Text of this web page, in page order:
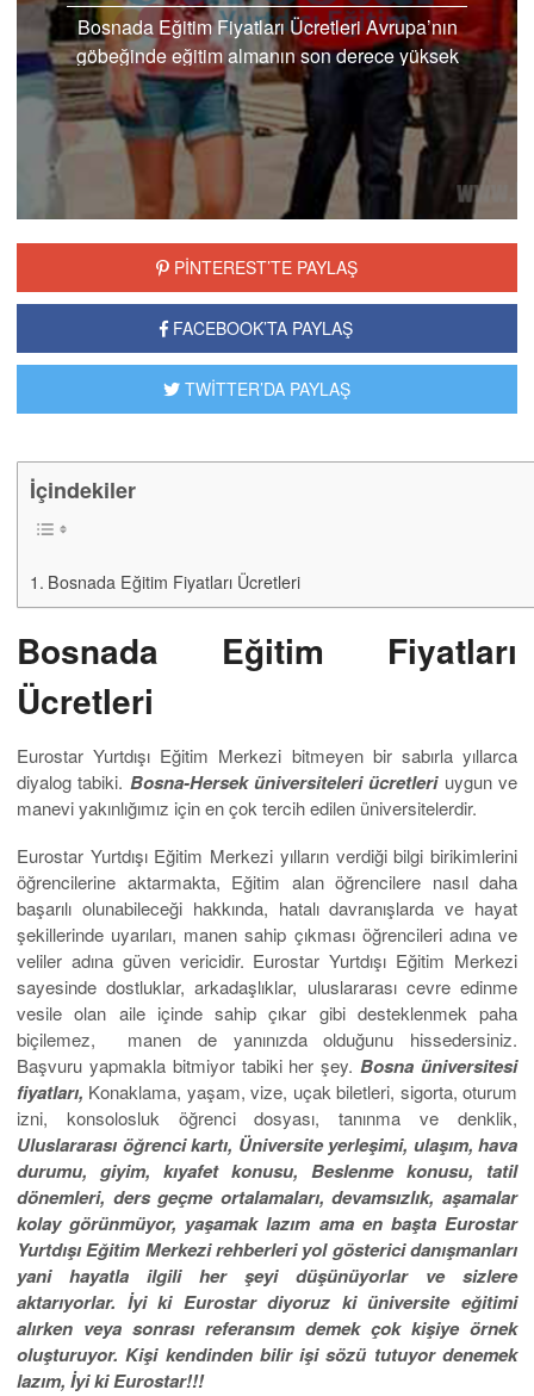
Bosnada Eğitim Fiyatları Ücretleri Avrupa’nın
göbeğinde eğitim almanın son derece yüksek
fiyatlara mal olduğunu düşünüyorsanız
yanılıyorsunuz. Dünyanın …
PİNTEREST’TE PAYLAŞ
FACEBOOK’TA PAYLAŞ
TWİTTER’DA PAYLAŞ
İçindekiler
Bosnada Eğitim Fiyatları Ücretleri
Bosnada Eğitim Fiyatları
Ücretleri
Eurostar Yurtdışı Eğitim Merkezi bitmeyen bir sabırla yıllarca
diyalog tabiki. Bosna-Hersek üniversiteleri ücretleriuygun ve
manevi yakınlığımız için en çok tercih edilen üniversitelerdir.
Eurostar Yurtdışı Eğitim Merkezi yılların verdiği bilgi birikimlerini
öğrencilerine aktarmakta, Eğitim alan öğrencilere nasıl daha
başarılı olunabileceği hakkında, hatalı davranışlarda ve hayat
şekillerinde uyarıları, manen sahip çıkması öğrencileri adına ve
veliler adına güven vericidir. Eurostar Yurtdışı Eğitim Merkezi
sayesinde dostluklar, arkadaşlıklar, uluslararası cevre edinme
vesile olan aile içinde sahip çıkar gibi desteklenmek paha
biçilemez, manen de yanınızda olduğunu hissedersiniz.
Başvuru yapmakla bitmiyor tabiki her şey.Bosna üniversitesi
fiyatları, Konaklama, yaşam, vize, uçak biletleri, sigorta, oturum
izni, konsolosluk öğrenci dosyası, tanınma ve denklik,
Uluslararası öğrenci kartı, Üniversite yerleşimi, ulaşım, hava
durumu, giyim, kıyafet konusu, Beslenme konusu, tatil
dönemleri, ders geçme ortalamaları, devamsızlık, aşamalar
kolay görünmüyor, yaşamak lazım ama en başta Eurostar
Yurtdışı Eğitim Merkezi rehberleri yol gösterici danışmanları
yani hayatla ilgili her şeyi düşünüyorlar ve sizlere
aktarıyorlar. İyi ki Eurostar diyoruz ki üniversite eğitimi
alırken veya sonrası referansım demek çok kişiye örnek
oluşturuyor. Kişi kendinden bilir işi sözü tutuyor denemek
lazım, İyi ki Eurostar!!!